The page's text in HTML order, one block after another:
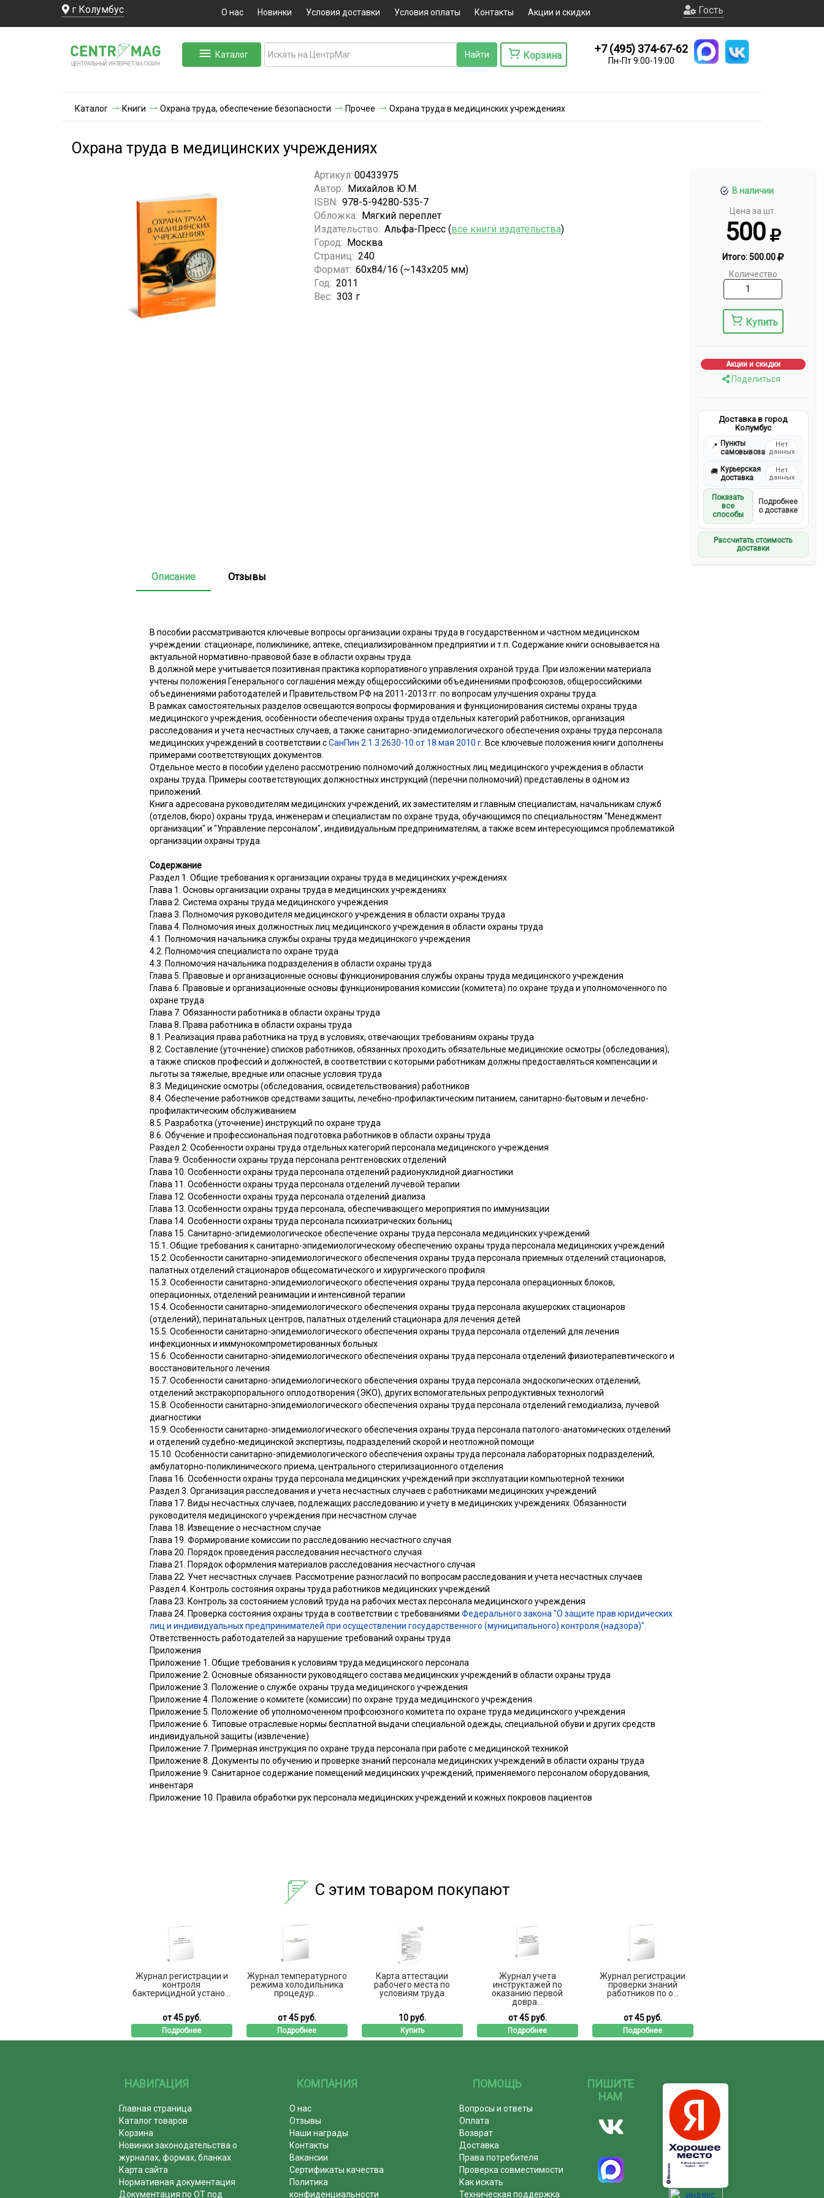
г Колумбус О нас Новинки Условия доставки Условия оплаты Контакты Акции и скидки Гость
ЦЕНТРАЛЬНЫЙ ИНТЕРНЕТ-МА ГАЗИН
Каталог Корзина
+7 (495) 374-67-62
Пн-Пт 9:00-19:00
Каталог Книги Охрана труда, обеспечение безопасности Прочее Охрана труда в медицинских учреждениях
Охрана труда в медицинских учреждениях
В наличии
Цена за шт.
500
Итого:500.00
Количество
Купить
Акции и скидки
Поделиться
Доставка в город
Колумбус
📍 Пункты
самовывоза
Нет
данных
🚚 Курьерская
доставка
Нет
данных
Показать
все
способы
Подробнее
о доставке
Рассчитать стоимость
доставки
Артикул: 00433975
Автор: Михайлов Ю.М.
ISBN: 978-5-94280-535-7
Обложка: Мягкий переплет
Издательство: Альфа-Пресс (все книги издательства)
Город: Москва
Страниц: 240
Формат: 60x84/16 (~143х205 мм)
Год: 2011
Вес: 303 г
Описание Отзывы
В пособии рассматриваются ключевые вопросы организации охраны труда в государственном и частном медицинском
учреждении: стационаре, поликлинике, аптеке, специализированном предприятии и т.п. Содержание книги основывается на
актуальной нормативно-правовой базе в области охраны труда.
В должной мере учитывается позитивная практика корпоративного управления охраной труда. При изложении материала
учтены положения Генерального соглашения между общероссийскими объединениями профсоюзов, общероссийскими
объединениями работодателей и Правительством РФ на 2011-2013 гг. по вопросам улучшения охраны труда.
В рамках самостоятельных разделов освещаются вопросы формирования и функционирования системы охраны труда
медицинского учреждения, особенности обеспечения охраны труда отдельных категорий работников, организация
расследования и учета несчастных случаев, а также санитарно-эпидемиологического обеспечения охраны труда персонала
медицинских учреждений в соответствии сСанПин 2.1.3.2630-10 от 18 мая 2010 г . Все ключевые положения книги дополнены
примерами соответствующих документов.
Отдельное место в пособии уделено рассмотрению полномочий должностных лиц медицинского учреждения в области
охраны труда. Примеры соответствующих должностных инструкций (перечни полномочий) представлены в одном из
приложений.
Книга адресована руководителям медицинских учреждений, их заместителям и главным специалистам, начальникам служб
(отделов, бюро) охраны труда, инженерам и специалистам по охране труда, обучающимся по специальностям "Менеджмент
организации" и "Управление персоналом", индивидуальным предпринимателям, а также всем интересующимся проблематикой
организации охраны труда.
Содержание
Раздел 1. Общие требования к организации охраны труда в медицинских учреждениях
Глава 1. Основы организации охраны труда в медицинских учреждениях
Глава 2. Система охраны труда медицинского учреждения
Глава 3. Полномочия руководителя медицинского учреждения в области охраны труда
Глава 4. Полномочия иных должностных лиц медицинского учреждения в области охраны труда
4.1. Полномочия начальника службы охраны труда медицинского учреждения
4.2. Полномочия специалиста по охране труда
4.3. Полномочия начальника подразделения в области охраны труда
Глава 5. Правовые и организационные основы функционирования службы охраны труда медицинского учреждения
Глава 6. Правовые и организационные основы функционирования комиссии (комитета) по охране труда и уполномоченного по
охране труда
Глава 7. Обязанности работника в области охраны труда
Глава 8. Права работника в области охраны труда
8.1. Реализация права работника на труд в условиях, отвечающих требованиям охраны труда
8.2. Составление (уточнение) списков работников, обязанных проходить обязательные медицинские осмотры (обследования),
а также списков профессий и должностей, в соответствии с которыми работникам должны предоставляться компенсации и
льготы за тяжелые, вредные или опасные условия труда
8.3. Медицинские осмотры (обследования, освидетельствования) работников
8.4. Обеспечение работников средствами защиты, лечебно-профилактическим питанием, санитарно-бытовым и лечебно-
профилактическим обслуживанием
8.5. Разработка (уточнение) инструкций по охране труда
8.6. Обучение и профессиональная подготовка работников в области охраны труда
Раздел 2. Особенности охраны труда отдельных категорий персонала медицинского учреждения
Глава 9. Особенности охраны труда персонала рентгеновских отделений
Глава 10. Особенности охраны труда персонала отделений радионуклидной диагностики
Глава 11. Особенности охраны труда персонала отделений лучевой терапии
Глава 12. Особенности охраны труда персонала отделений диализа
Глава 13. Особенности охраны труда персонала, обеспечивающего мероприятия по иммунизации
Глава 14. Особенности охраны труда персонала психиатрических больниц
Глава 15. Санитарно-эпидемиологическое обеспечение охраны труда персонала медицинских учреждений
15.1. Общие требования к санитарно-эпидемиологическому обеспечению охраны труда персонала медицинских учреждений
15.2. Особенности санитарно-эпидемиологического обеспечения охраны труда персонала приемных отделений стационаров,
палатных отделений стационаров общесоматического и хирургического профиля
15.3. Особенности санитарно-эпидемиологического обеспечения охраны труда персонала операционных блоков,
операционных, отделений реанимации и интенсивной терапии
15.4. Особенности санитарно-эпидемиологического обеспечения охраны труда персонала акушерских стационаров
(отделений), перинатальных центров, палатных отделений стационара для лечения детей
15.5. Особенности санитарно-эпидемиологического обеспечения охраны труда персонала отделений для лечения
инфекционных и иммунокомпрометированных больных
15.6. Особенности санитарно-эпидемиологического обеспечения охраны труда персонала отделений физиотерапевтического и
восстановительного лечения
15.7. Особенности санитарно-эпидемиологического обеспечения охраны труда персонала эндоскопических отделений,
отделений экстракорпорального оплодотворения (ЭКО), других вспомогательных репродуктивных технологий
15.8. Особенности санитарно-эпидемиологического обеспечения охраны труда персонала отделений гемодиализа, лучевой
диагностики
15.9. Особенности санитарно-эпидемиологического обеспечения охраны труда персонала патолого-анатомических отделений
и отделений судебно-медицинской экспертизы, подразделений скорой и неотложной помощи
15.10. Особенности санитарно-эпидемиологического обеспечения охраны труда персонала лабораторных подразделений,
амбулаторно-поликлинического приема, центрального стерилизационного отделения
Глава 16. Особенности охраны труда персонала медицинских учреждений при эксплуатации компьютерной техники
Раздел 3. Организация расследования и учета несчастных случаев с работниками медицинских учреждений
Глава 17. Виды несчастных случаев, подлежащих расследованию и учету в медицинских учреждениях. Обязанности
руководителя медицинского учреждения при несчастном случае
Глава 18. Извещение о несчастном случае
Глава 19. Формирование комиссии по расследованию несчастного случая
Глава 20. Порядок проведения расследования несчастного случая
Глава 21. Порядок оформления материалов расследования несчастного случая
Глава 22. Учет несчастных случаев. Рассмотрение разногласий по вопросам расследования и учета несчастных случаев
Раздел 4. Контроль состояния охраны труда работников медицинских учреждений
Глава 23. Контроль за состоянием условий труда на рабочих местах персонала медицинского учреждения
Глава 24. Проверка состояния охраны труда в соответствии с требованиями Федерального закона "О защите прав юридических
лиц и индивидуальных предпринимателей при осуществлении государственного (муниципального) контроля (надзора)"
Ответственность работодателей за нарушение требований охраны труда
Приложения
Приложение 1. Общие требования к условиям труда медицинского персонала
Приложение 2. Основные обязанности руководящего состава медицинских учреждений в области охраны труда
Приложение 3. Положение о службе охраны труда медицинского учреждения
Приложение 4. Положение о комитете (комиссии) по охране труда медицинского учреждения
Приложение 5. Положение об уполномоченном профсоюзного комитета по охране труда медицинского учреждения
Приложение 6. Типовые отраслевые нормы бесплатной выдачи специальной одежды, специальной обуви и других средств
индивидуальной защиты (извлечение)
Приложение 7. Примерная инструкция по охране труда персонала при работе с медицинской техникой
Приложение 8. Документы по обучению и проверке знаний персонала медицинских учреждений в области охраны труда
Приложение 9. Санитарное содержание помещений медицинских учреждений, применяемого персоналом оборудования,
инвентаря
Приложение 10. Правила обработки рук персонала медицинских учреждений и кожных покровов пациентов
С этим товаром покупают
Журнал регистрации и
контроля
бактерицидной устано...
от 45 руб.
Подробнее
Журнал температурного
режима холодильника
процедур...
от 45 руб.
Подробнее
Карта аттестации
рабочего места по
условиям труда
10 руб.
Купить
Журнал учета
инструктажей по
оказанию первой
довра...
от 45 руб.
Подробнее
Журнал регистрации
проверки знаний
работников по о...
от 45 руб.
Подробнее
НАВИГАЦИЯ
Главная страница
Каталог товаров
Корзина
Новинки законодательства о
журналах, формах, бланках
Карта сайта
Нормативная документация
Документация по ОТ под
КОМПАНИЯ
О нас
Отзывы
Наши награды
Контакты
Вакансии
Сертификаты качества
Политика
конфиденциальности
ПОМОЩЬ
Вопросы и ответы
Оплата
Возврат
Доставка
Права потребителя
Проверка совместимости
Как искать
Техническая поддержка
ПИШИТЕ
НАМ